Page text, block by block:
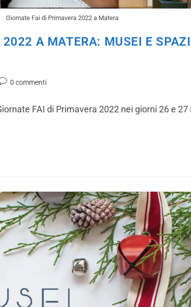
Giornate Fai di Primavera 2022 a Matera
2022 A MATERA: MUSEI E
0 commenti
FAI di Primavera 2022 nei giorni 26 e